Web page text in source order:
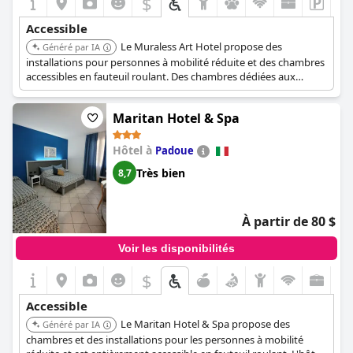
visibles à l'enregistrement, dans l'ensemble, le Crowne Plaza
Venice East est un choix pratique et accessible pour les
personnes handicapées.
Accessible
Généré par IA
Le Muraless Art Hotel propose des
installations pour personnes à mobilité réduite et des chambres
accessibles en fauteuil roulant. Des chambres dédiées aux
personnes handicapées sont disponibles, y compris des options
avec douches à l'italienne. Un parking accessible est également
fourni sur place.
Maritan Hotel & Spa
Hôtel à Padoue
8,7 Très bien
À partir de 80 $
Voir les disponibilités
$
Accessible
Généré par IA
Le Maritan Hotel & Spa propose des
chambres et des installations pour les personnes à mobilité